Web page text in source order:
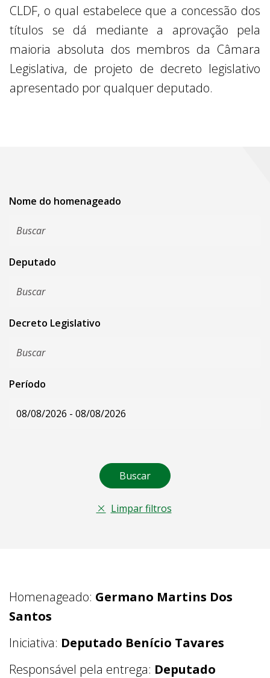
CLDF, o qual estabelece que a concessão dos
títulos se dá mediante a aprovação pela
maioria absoluta dos membros da Câmara
Legislativa, de projeto de decreto legislativo
apresentado por qualquer deputado.
Nome do homenageado
Deputado
Decreto Legislativo
Período
Buscar
Limpar filtros
Homenageado: Germano Martins Dos
Santos
Iniciativa: Deputado Benício Tavares
Responsável pela entrega: Deputado